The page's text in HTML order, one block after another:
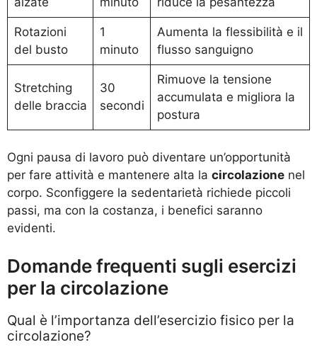
Rotazioni
del busto
1
minuto
Aumenta la flessibilità e il
flusso sanguigno
Stretching
delle braccia
30
secondi
Rimuove la tensione
accumulata e migliora la
postura
Ogni pausa di lavoro può diventare un’opportunità
per fare attività e mantenere alta la circolazione nel
corpo. Sconfiggere la sedentarietà richiede piccoli
passi, ma con la costanza, i benefici saranno
evidenti.
Domande frequenti sugli esercizi
per la circolazione
Qual è l’importanza dell’esercizio fisico per la
circolazione?